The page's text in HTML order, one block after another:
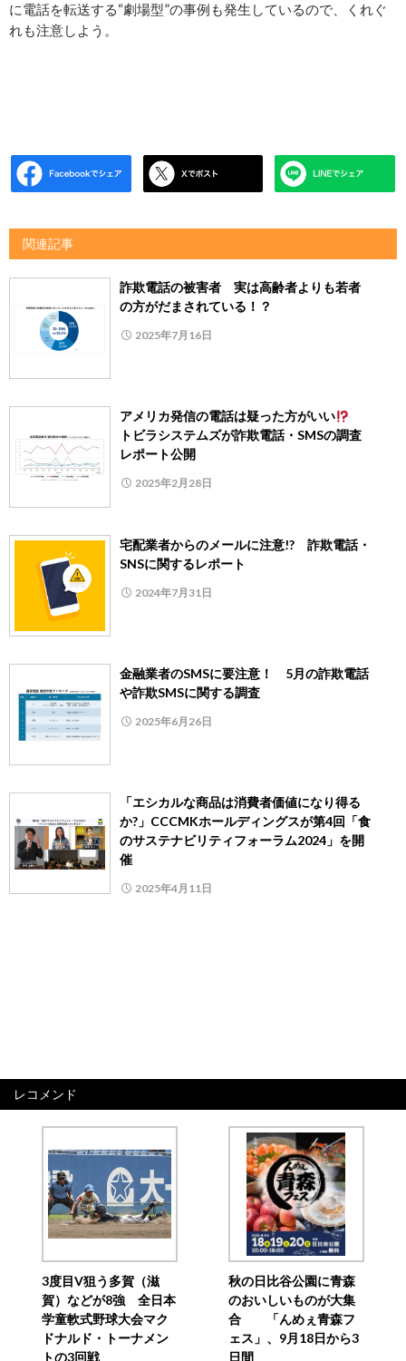
に電話を転送する“劇場型”の事例も発生しているので、くれぐ
れも注意しよう。
関連記事
詐欺電話の被害者 実は高齢者よりも若者
の方がだまされている！？
2025年7月16日
アメリカ発信の電話は疑った方がいい
トビラシステムズが詐欺電話・SMSの調査
レポート公開
2025年2月28日
宅配業者からのメールに注意!? 詐欺電話・
SNSに関するレポート
2024年7月31日
金融業者のSMSに要注意！ 5月の詐欺電話
や詐欺SMSに関する調査
2025年6月26日
「エシカルな商品は消費者価値になり得る
か?」CCCMKホールディングスが第4回「食
のサステナビリティフォーラム2024」を開
催
2025年4月11日
レコメンド
3度目V狙う多賀（滋
賀）などが8強 全日本
学童軟式野球大会マク
ドナルド・トーナメン
トの3回戦
秋の日比谷公園に青森
のおいしいものが大集
合 「んめぇ青森フ
ェス」、9月18日から3
日間